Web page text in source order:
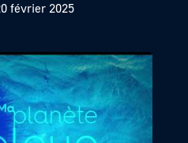
février 2025